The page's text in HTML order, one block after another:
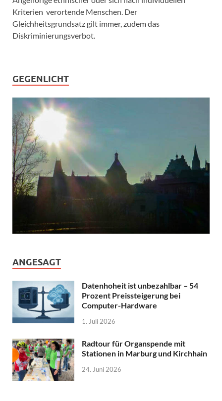
Kriterien verortende Menschen. Der
Gleichheitsgrundsatz gilt immer, zudem das
Diskriminierungsverbot.
GEGENLICHT
ANGESAGT
Datenhoheit ist unbezahlbar – 54
Prozent Preissteigerung bei
Computer-Hardware
1. Juli 2026
Radtour für Organspende mit
Stationen in Marburg und Kirchhain
24. Juni 2026